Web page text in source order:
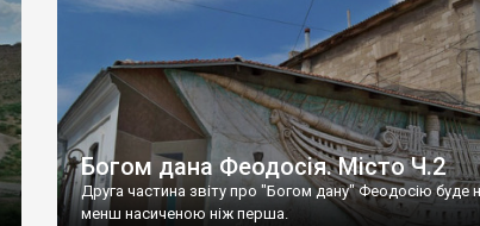
Богом дана Феодосія. Місто Ч.2
Друга частина звіту про "Богом дану" Феодосію буде
менш насиченою ніж перша.